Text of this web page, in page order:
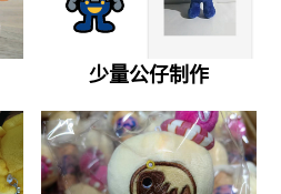
少量公仔制作